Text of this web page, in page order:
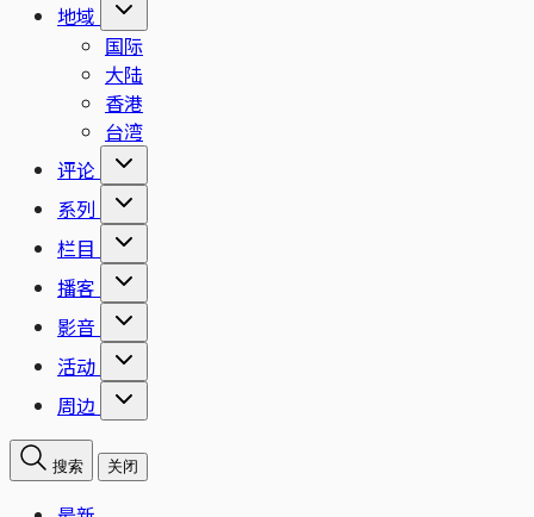
地域
国际
大陆
香港
台湾
评论
系列
栏目
播客
影音
活动
周边
搜索 关闭